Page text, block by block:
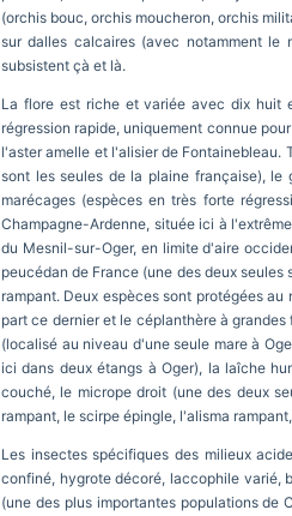
(orchis bouc, orchis moucheron, orchis
sur dalles calcaires (avec notamment le
subsistent çà et là.
La flore est riche et variée avec dix huit
régression rapide, uniquement connue
l'aster amelle et l'alisier de Fontainebleau.
sont les seules de la plaine française), le
marécages (espèces en très forte
Champagne-Ardenne, située ici à
du Mesnil-sur-Oger, en limite d'aire
peucédan de France (une des deux
rampant. Deux espèces sont protégées
part ce dernier et le céplanthère à
(localisé au niveau d'une seule mare à
ici dans deux étangs à Oger), la laîche
couché, le micrope droit (une des deux
rampant, le scirpe épingle, l'alisma
Les insectes spécifiques des milieux
confiné, hygrote décoré, laccophile varié,
(une des plus importantes populations de